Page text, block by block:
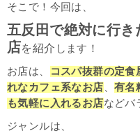
そこで！今回は、
五反田で絶対に行
店を紹介 します！
お店は、 コスパ抜群の定食
れなカフェ系なお店 、有名
も気軽に入れるお店などバ
ジャンルは、